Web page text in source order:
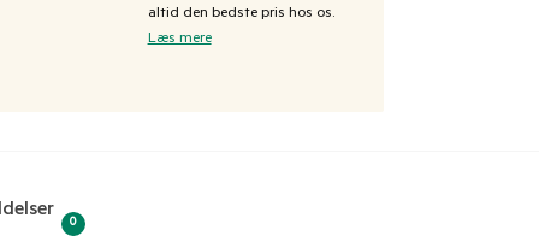
altid den bedste pris hos os.
Læs mere
0